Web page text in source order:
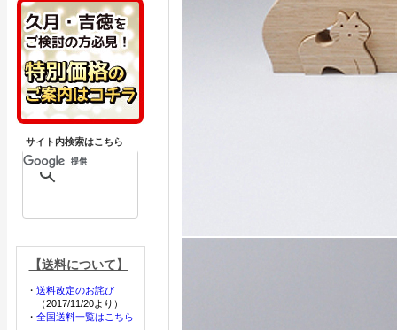
サイト内検索はこちら
【送料について】
・ 送料改定のお詫び
（2017/11/20より）
・ 全国送料一覧はこちら